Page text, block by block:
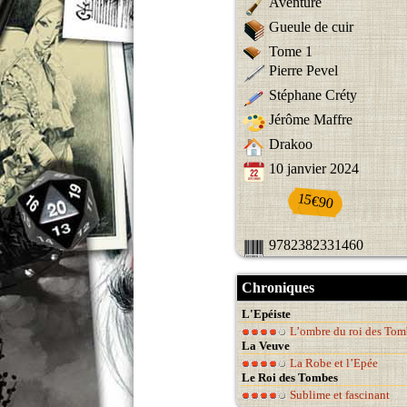
Gueule de cuir
Tome 1
Pierre Pevel
Stéphane Créty
Jérôme Maffre
Drakoo
10 janvier 2024
15€90
9782382331460
Chroniques
L'Epéiste
L’ombre du roi des
La Veuve
La Robe et l’Epée
Le Roi des Tombes
Sublime et fascinant